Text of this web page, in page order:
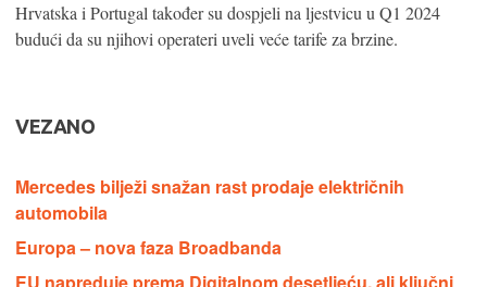
Hrvatska i Portugal također su dospjeli na ljestvicu u Q1 2024
budući da su njihovi operateri uveli veće tarife za brzine.
VEZANO
Mercedes bilježi snažan rast prodaje električnih
automobila
Europa – nova faza Broadbanda